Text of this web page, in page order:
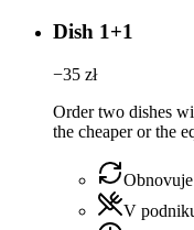
Dish 1+1
−35 zł
Order two dishes
the cheaper or the
V